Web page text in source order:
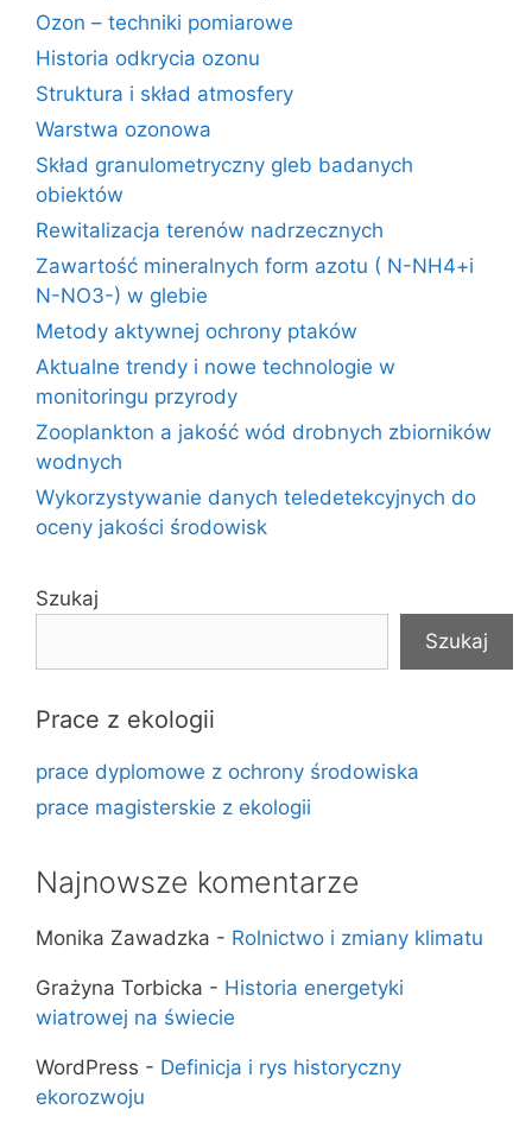
Ozon – techniki pomiarowe
Historia odkrycia ozonu
Struktura i skład atmosfery
Warstwa ozonowa
Skład granulometryczny gleb badanych
obiektów
Rewitalizacja terenów nadrzecznych
Zawartość mineralnych form azotu ( N-NH4+i
N-NO3-) w glebie
Metody aktywnej ochrony ptaków
Aktualne trendy i nowe technologie w
monitoringu przyrody
Zooplankton a jakość wód drobnych zbiorników
wodnych
Wykorzystywanie danych teledetekcyjnych do
oceny jakości środowisk
Szukaj
Szukaj
Prace z ekologii
prace dyplomowe z ochrony środowiska
prace magisterskie z ekologii
Najnowsze komentarze
Monika Zawadzka - Rolnictwo i zmiany klimatu
Grażyna Torbicka - Historia energetyki
wiatrowej na świecie
WordPress - Definicja i rys historyczny
ekorozwoju